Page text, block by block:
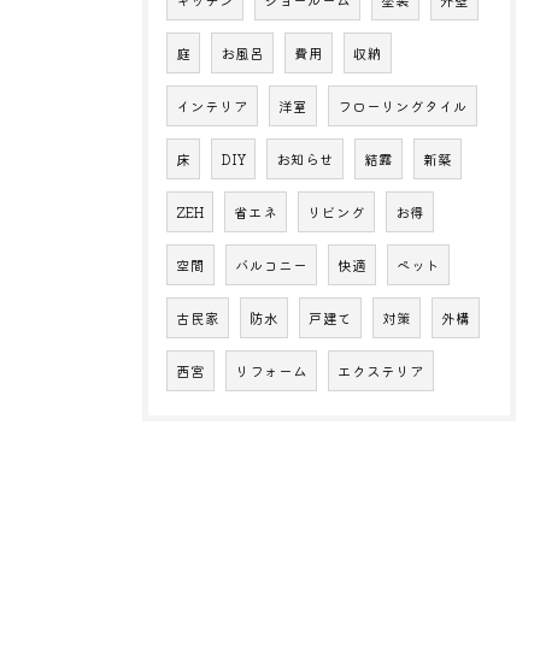
庭 お風呂 費用 収納
インテリア 洋室 フローリングタイル
床 DIY お知らせ 結露 新築
ZEH 省エネ リビング お得
空間 バルコニー 快適 ペット
古民家 防水 戸建て 対策 外構
西宮 リフォーム エクステリア